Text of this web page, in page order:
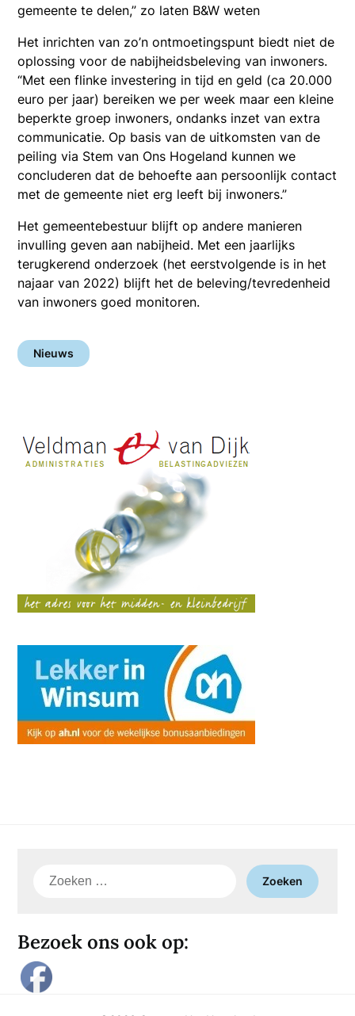
gemeente te delen,” zo laten B&W weten
Het inrichten van zo’n ontmoetingspunt biedt niet de
oplossing voor de nabijheidsbeleving van inwoners.
“Met een flinke investering in tijd en geld (ca 20.000
euro per jaar) bereiken we per week maar een kleine
beperkte groep inwoners, ondanks inzet van extra
communicatie. Op basis van de uitkomsten van de
peiling via Stem van Ons Hogeland kunnen we
concluderen dat de behoefte aan persoonlijk contact
met de gemeente niet erg leeft bij inwoners.”
Het gemeentebestuur blijft op andere manieren
invulling geven aan nabijheid. Met een jaarlijks
terugkerend onderzoek (het eerstvolgende is in het
najaar van 2022) blijft het de beleving/tevredenheid
van inwoners goed monitoren.
Nieuws
Zoeken
Bezoek ons ook op: